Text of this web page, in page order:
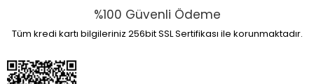
%100 Güvenli Ödeme
Tüm kredi kartı bilgileriniz 256bit SSL Sertifikası ile korunmaktadır.